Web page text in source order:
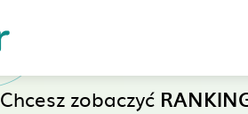
Chcesz zobaczyć